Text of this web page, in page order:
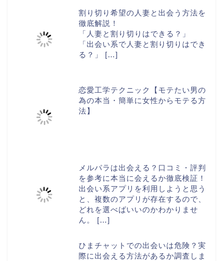
割り切り希望の人妻と出会う方法を
徹底解説！
「人妻と割り切りはできる？」
「出会い系で人妻と割り切りはでき
る？」 […]
恋愛工学テクニック【モテたい男の
為の本当・簡単に女性からモテる方
法】
メルパラは出会える？口コミ・評判
を参考に本当に会えるか徹底検証！
出会い系アプリを利用しようと思う
と、複数のアプリが存在するので、
どれを選べばいいのかわかりませ
ん。 […]
ひまチャットでの出会いは危険？実
際に出会える方法があるか調査しま